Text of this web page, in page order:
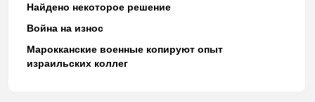
Найдено некоторое решение
Война на износ
Марокканские военные копируют опыт
израильских коллег